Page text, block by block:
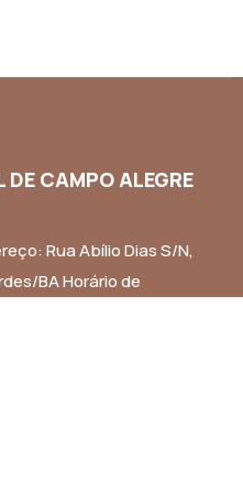
DE CAMPO ALEGRE
Rua Abílio Dias S/N,
BA Horário de